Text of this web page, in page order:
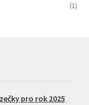
(1)
pro rok 2025